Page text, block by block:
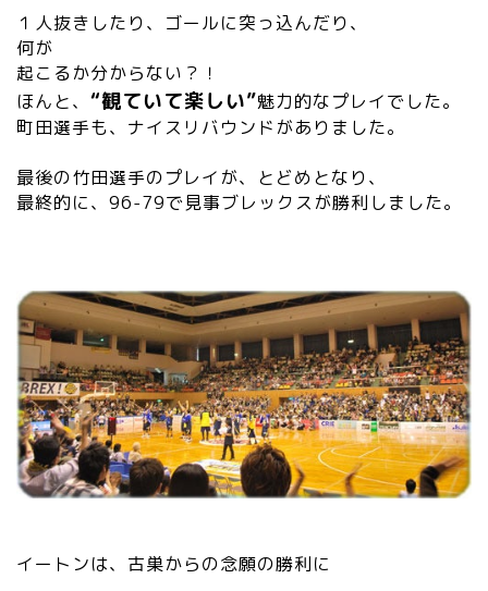
１人抜きしたり、ゴールに突っ込んだり、
何が
起こるか分からない？！
ほんと、 “観ていて楽しい”魅力的なプレイでした。
町田選手も、ナイスリバウンドがありました。
最後の竹田選手のプレイが、とどめとなり、
最終的に、96-79で見事ブレックスが勝利しました。
イートンは、古巣からの念願の勝利に